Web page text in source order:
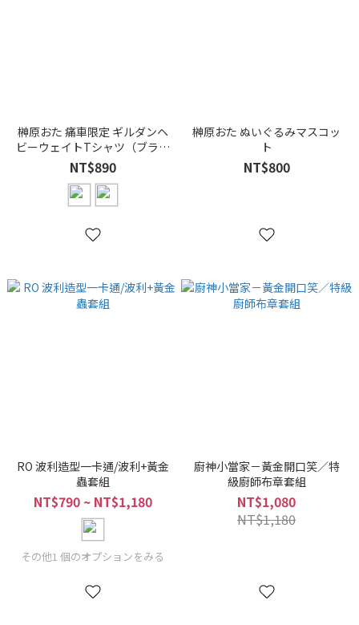
榊原おた 痛車限定 ギルダンヘ
ビーウェイトTシャツ（ブラッ
ク / ホワイト）
NT$890
榊原おた ぬいぐるみマスコッ
ト
NT$800
RO 波利造型一卡通/波利+黃金
蟲套組
NT$790 ~ NT$1,180
その他1 個のオプションをみる
廚神小當家－黃金開口笑／特
級廚師布章套組
NT$1,080
NT$1,180